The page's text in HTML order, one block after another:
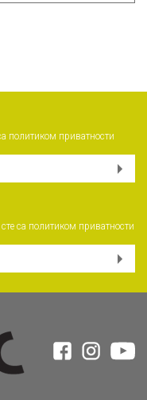
политиком приватности
са политиком приватности